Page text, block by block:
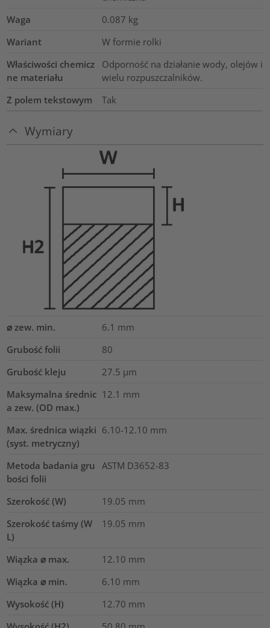
Waga
0.087 kg
Wariant
W formie rolki
Właściwości chemicz
ne materiału
Odporność na działanie wody, olejów i
wielu rozpuszczalników.
Z polem tekstowym
Tak
Wymiary
⌀ zew. min. 6.1 mm
Grubość folii
80
Grubość kleju
27.5 µm
Maksymalna średnic
a zew. (OD max.)
12.1 mm
Max. średnica wiązki
(syst. metryczny)
6.10-12.10 mm
Metoda badania gru
bości folii
ASTM D3652-83
Szerokość (W) 19.05 mm
Szerokość taśmy (W
L)
19.05 mm
Wiązka ⌀ max. 12.10 mm
Wiązka ⌀ min.
6.10 mm
Wysokość (H)
12.70 mm